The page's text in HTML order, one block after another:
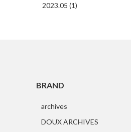
2023.05 (1)
BRAND
archives
DOUX ARCHIVES